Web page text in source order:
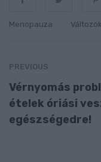
Menopauza
PREVIOUS
Vérnyomás
ételek óriási
egészségedre!